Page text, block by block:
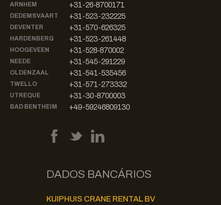
ARNHEM +31-26-8700171
DEDEMSVAART +31-523-232225
DEVENTER +31-570-626325
HARDENBERG +31-523-261448
HOOGEVEEN +31-528-870002
NEEDE +31-545-291229
OLDENZAAL +31-541-535456
TWELLO +31-571-273332
UTREQUE +31-30-8700003
BAD BENTHEIM +49-59246809130
DADOS BANCÁRIOS
KUIPHUIS CRANE RENTAL BV